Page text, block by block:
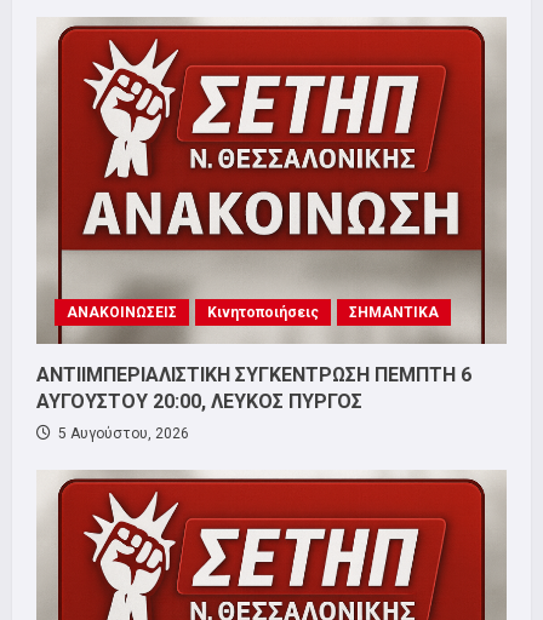
ΑΝΑΚΟΙΝΩΣΕΙΣ Κινητοποιήσεις ΣΗΜΑΝΤΙΚΑ
ΑΝΤΙΙΜΠΕΡΙΑΛΙΣΤΙΚΗ ΣΥΓΚΕΝΤΡΩΣΗ ΠΕΜΠΤΗ 6
ΑΥΓΟΥΣΤΟΥ 20:00, ΛΕΥΚΟΣ ΠΥΡΓΟΣ
5 Αυγούστου, 2026